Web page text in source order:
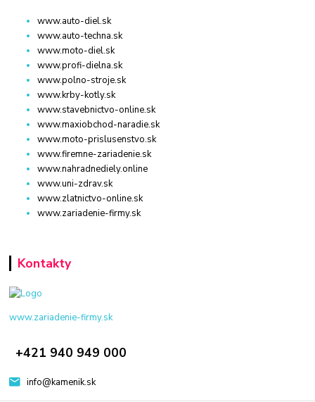
www.auto-diel.sk
www.auto-techna.sk
www.moto-diel.sk
www.profi-dielna.sk
www.polno-stroje.sk
www.krby-kotly.sk
www.stavebnictvo-online.sk
www.maxiobchod-naradie.sk
www.moto-prislusenstvo.sk
www.firemne-zariadenie.sk
www.nahradnediely.online
www.uni-zdrav.sk
www.zlatnictvo-online.sk
www.zariadenie-firmy.sk
Kontakty
www.zariadenie-firmy.sk
+421 940 949 000
info@kamenik.sk